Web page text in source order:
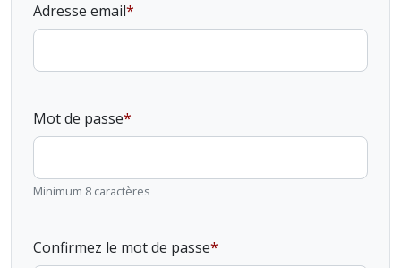
Adresse email
Mot de passe
Minimum 8 caractères
Confirmez le mot de passe